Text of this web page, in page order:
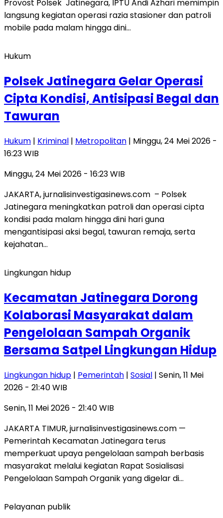
Provost Polsek Jatinegara, IPTU Andi Azhari memimpin
langsung kegiatan operasi razia stasioner dan patroli
mobile pada malam hingga dini…
Hukum
Polsek Jatinegara Gelar Operasi
Cipta Kondisi, Antisipasi Begal dan
Tawuran
Hukum | Kriminal | Metropolitan | Minggu, 24 Mei 2026 -
16:23 WIB
Minggu, 24 Mei 2026 - 16:23 WIB
JAKARTA, jurnalisinvestigasinews.com – Polsek
Jatinegara meningkatkan patroli dan operasi cipta
kondisi pada malam hingga dini hari guna
mengantisipasi aksi begal, tawuran remaja, serta
kejahatan…
Lingkungan hidup
Kecamatan Jatinegara Dorong
Kolaborasi Masyarakat dalam
Pengelolaan Sampah Organik
Bersama Satpel Lingkungan Hidup
Lingkungan hidup | Pemerintah | Sosial | Senin, 11 Mei
2026 - 21:40 WIB
Senin, 11 Mei 2026 - 21:40 WIB
JAKARTA TIMUR, jurnalisinvestigasinews.com —
Pemerintah Kecamatan Jatinegara terus
memperkuat upaya pengelolaan sampah berbasis
masyarakat melalui kegiatan Rapat Sosialisasi
Pengelolaan Sampah Organik yang digelar di…
Pelayanan publik